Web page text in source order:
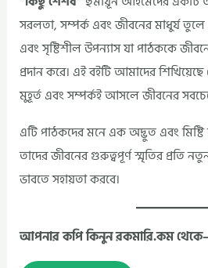
সরলতা, সম্পর্ক এবং জীবনের মাধুর্য তুলে
এবং সৃষ্টিশীল উপন্যাস যা পাঠককে
প্রদান করে। এই বইটি আমাদের
মুহূর্ত এবং সম্পর্কই আসলে জীবনের
এটি পাঠকদের মনে এক অদ্ভুত এবং
তাদের জীবনের গুরুত্বপূর্ণ স্মৃতির প্রতি
ভাবতে সহায়তা করবে।
আপনার কপি কিনুন রকমারি.কম